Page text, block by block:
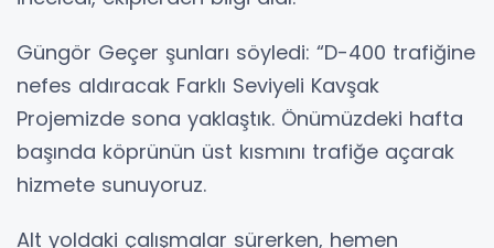
Güngör Geçer şunları söyledi: “D-400 trafiğine
nefes aldıracak Farklı Seviyeli Kavşak
Projemizde sona yaklaştık. Önümüzdeki hafta
başında köprünün üst kısmını trafiğe açarak
hizmete sunuyoruz.
Alt yoldaki çalışmalar sürerken, hemen